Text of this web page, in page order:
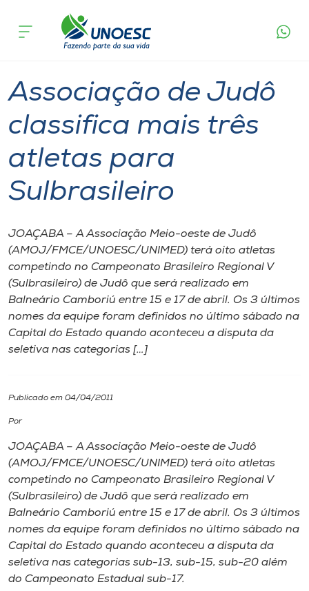
Cursos
Pesquisa
Atendimento ao Estudante
Portal de Ensino
A
Unoesc
Internacionalização
I.nova
Cultura
CPA
Biblioteca
Editora
Rádio
acontece
Associação de Judô
classifica mais três
atletas para
Sulbrasileiro
JOAÇABA – A Associação Meio-oeste de Judô
(AMOJ/FMCE/UNOESC/UNIMED) terá oito atletas
competindo no Campeonato Brasileiro Regional V
(Sulbrasileiro) de Judô que será realizado em
Balneário Camboriú entre 15 e 17 de abril. Os 3 últimos
nomes da equipe foram definidos no último sábado na
Capital do Estado quando aconteceu a disputa da
seletiva nas categorias […]
Publicado em 04/04/2011
Por
JOAÇABA – A Associação Meio-oeste de Judô
(AMOJ/FMCE/UNOESC/UNIMED) terá oito atletas
competindo no Campeonato Brasileiro Regional V
(Sulbrasileiro) de Judô que será realizado em
Balneário Camboriú entre 15 e 17 de abril. Os 3 últimos
nomes da equipe foram definidos no último sábado na
Capital do Estado quando aconteceu a disputa da
seletiva nas categorias sub-13, sub-15, sub-20 além
do Campeonato Estadual sub-17.